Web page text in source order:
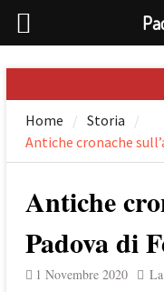
to
content
Home
Storia
Antiche cronache
Antiche
Padova di
1 Novembre 2020